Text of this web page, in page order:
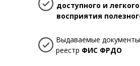
доступного и легкого
восприятия
Выдаваемые
реестр ФИС ФРДО